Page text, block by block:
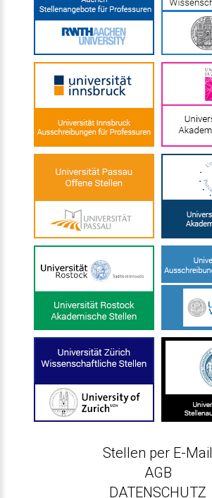
Stellen per E-Mail
AGB
DATENSCHUTZ